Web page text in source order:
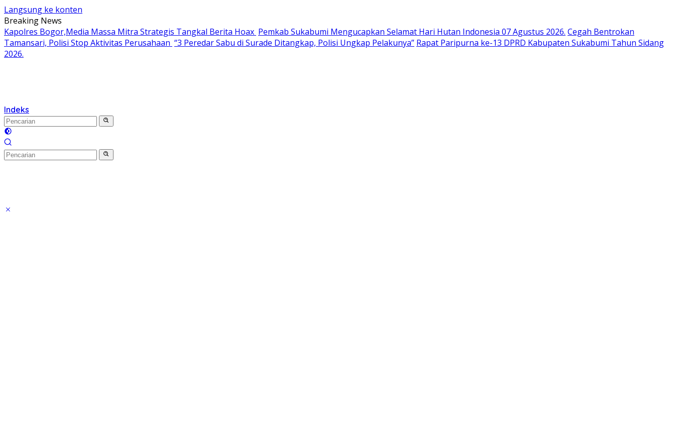
Langsung ke konten
Breaking News
Kapolres Bogor,Media Massa Mitra Strategis Tangkal Berita Hoax Pemkab Sukabumi Mengucapkan Selamat Hari Hutan Indonesia 07 Agustus 2026. Cegah Bentrokan
Tamansari, Polisi Stop Aktivitas Perusahaan “3 Peredar Sabu di Surade Ditangkap, Polisi Ungkap Pelakunya” Rapat Paripurna ke-13 DPRD Kabupaten Sukabumi Tahun Sidang
2026.
Indeks